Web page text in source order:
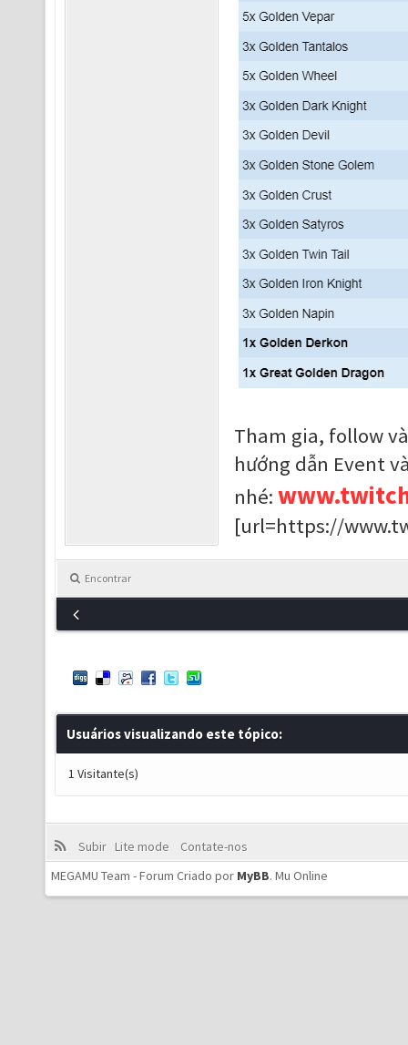
Tham gia, follow
hướng dẫn Event
nhé:
[url=https://
Encontrar
Usuários visualizando este tópico:
1 Visitante(s)
Subir Lite mode
Contate-nos
MEGAMU Team - Forum Criado por MyBB. Mu Online